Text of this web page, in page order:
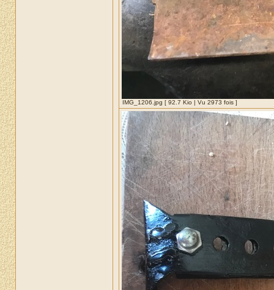
IMG_1206.jpg [ 92.7 Kio | Vu 2973 fois ]